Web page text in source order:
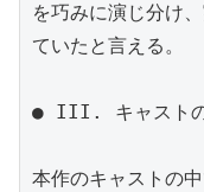
を巧みに演じ分け
ていたと言える。
● III. キャストの
本作のキャストの